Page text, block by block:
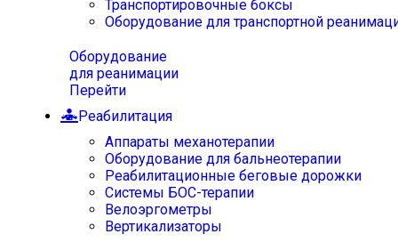
Транспортировочные боксы
Оборудование для транспортной
Оборудование
для реанимации
Перейти
Реабилитация
Аппараты механотерапии
Оборудование для бальнеотерапии
Реабилитационные беговые дорожки
Системы БОС-терапии
Велоэргометры
Вертикализаторы